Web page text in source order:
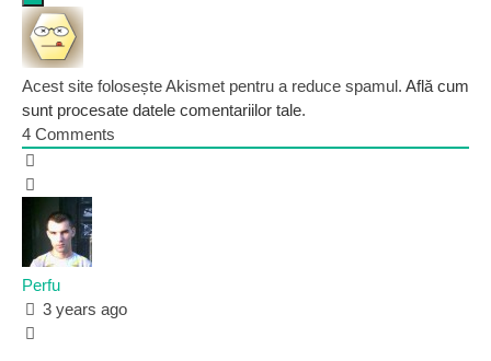
Acest site folosește Akismet pentru a reduce spamul. Află cum
sunt procesate datele comentariilor tale.
4 Comments
Perfu
3 years ago